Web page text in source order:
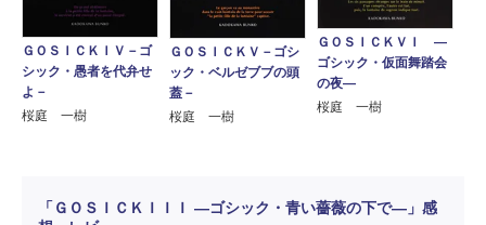
ＧＯＳＩＣＫＩＶ－ゴ
シック・愚者を代弁せ
よ－
桜庭 一樹
ＧＯＳＩＣＫＶ－ゴシ
ック・ベルゼブブの頭
蓋－
桜庭 一樹
ＧＯＳＩＣＫＶＩ ―
ゴシック・仮面舞踏会
の夜―
桜庭 一樹
「ＧＯＳＩＣＫＩＩＩ ―ゴシック・青い薔薇の下で―」感